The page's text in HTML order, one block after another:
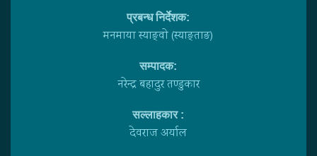
प्रबन्ध निर्देशक:
मनमाया स्याङ्वाे (स्याङ्ताङ)
सम्पादक:
नरेन्द्र बहादुर तण्डुकार
सल्लाहकार :
देवराज अर्याल